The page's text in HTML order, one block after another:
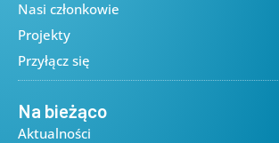
Nasi członkowie
Projekty
Przyłącz się
Na bieżąco
Aktualności